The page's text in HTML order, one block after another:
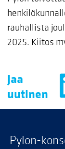
rauhallista
2025. Kiitos
Jaa
uutinen
Pylon-